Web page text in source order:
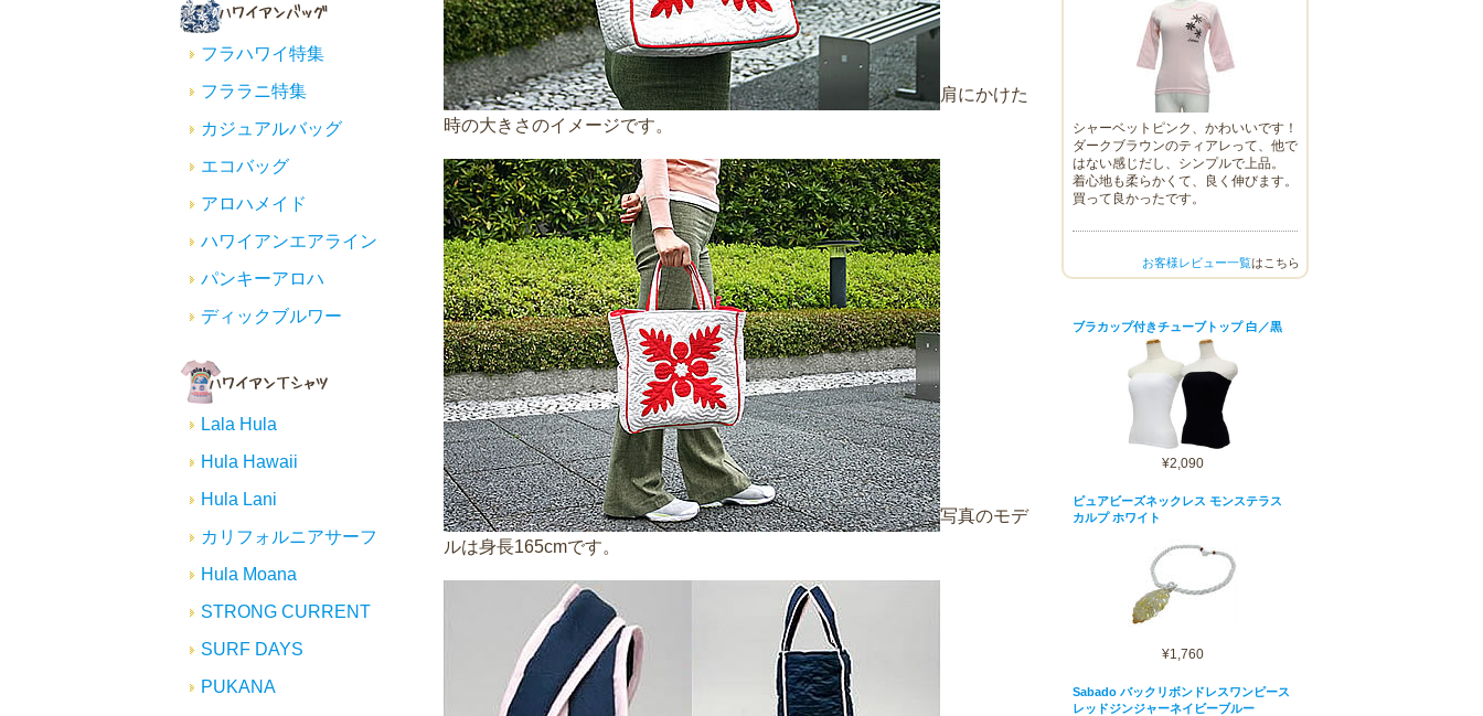
肩にかけた
時の大きさのイメージです。
写真のモデ
ルは身長165cmです。
シャーベットピンク、かわいいです！
ダークブラウンのティアレって、他で
はない感じだし、シンプルで上品。
着心地も柔らかくて、良く伸びます。
買って良かったです。
お客様レビュー一覧はこちら
ブラカップ付きチューブトップ 白／黒
¥2,090
ピュアビーズネックレス モンステラス
カルプ ホワイト
¥1,760
Sabado バックリボンドレスワンピース
レッドジンジャーネイビーブルー
フラハワイ特集
フララニ特集
カジュアルバッグ
エコバッグ
アロハメイド
ハワイアンエアライン
パンキーアロハ
ディックブルワー
Lala Hula
Hula Hawaii
Hula Lani
カリフォルニアサーフ
Hula Moana
STRONG CURRENT
SURF DAYS
PUKANA